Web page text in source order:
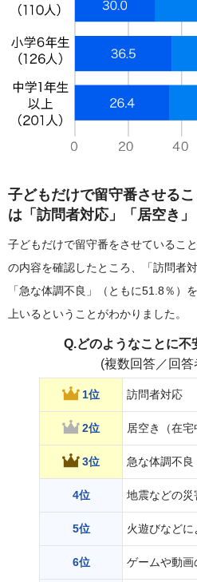
子どもだけで留守番させる
は「訪問者対応」「居空き」
子どもだけで留守番をさせているこ
の内容を確認したところ、「訪問者
「急な体調不良」（ともに51.8％）
上いるということがわかりました。
Q.どのようなことに不
(複数回答／回
1位 訪問者対応
2位 居空き（在宅
3位 急な体調不良
4位 地震などの災
5位 火遊びなどに
6位 ゲームや動画